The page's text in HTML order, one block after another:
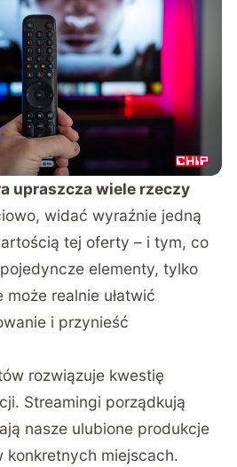
upraszcza wiele rzeczy
widać wyraźnie jedną
tej oferty – i tym, co
elementy, tylko
może realnie ułatwić
i przynieść
rozwiązuje kwestię
Streamingi porządkują
nasze ulubione produkcje
konkretnych miejscach.